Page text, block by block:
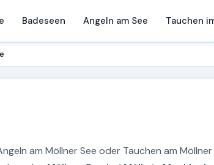
Badeseen Angeln am See Tauchen
am Möllner See oder Tauchen am Möllner